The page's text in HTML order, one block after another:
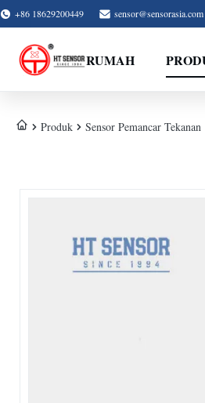
+86 18629200449 sensor@sensorasia.com
RUMAH
Produk Sensor Pemancar Tekanan